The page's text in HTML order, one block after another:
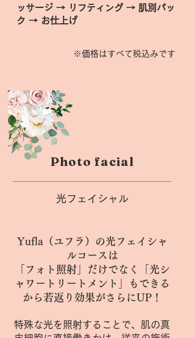
ッサージ → リフティング → 肌別パッ
ク → お仕上げ
※価格はすべて税込みです
Photo facial
光フェイシャル
Yufla（ユフラ）の光フェイシャ
ルコースは
​「フォト照射」だけでなく「光シ
ャワートリートメント」もできる
から若返り効果がさらにUP！
特殊な光を照射することで、肌の真